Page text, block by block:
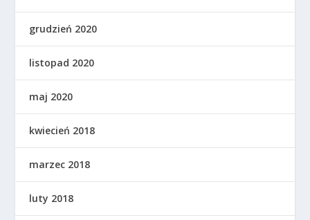
grudzień 2020
listopad 2020
maj 2020
kwiecień 2018
marzec 2018
luty 2018